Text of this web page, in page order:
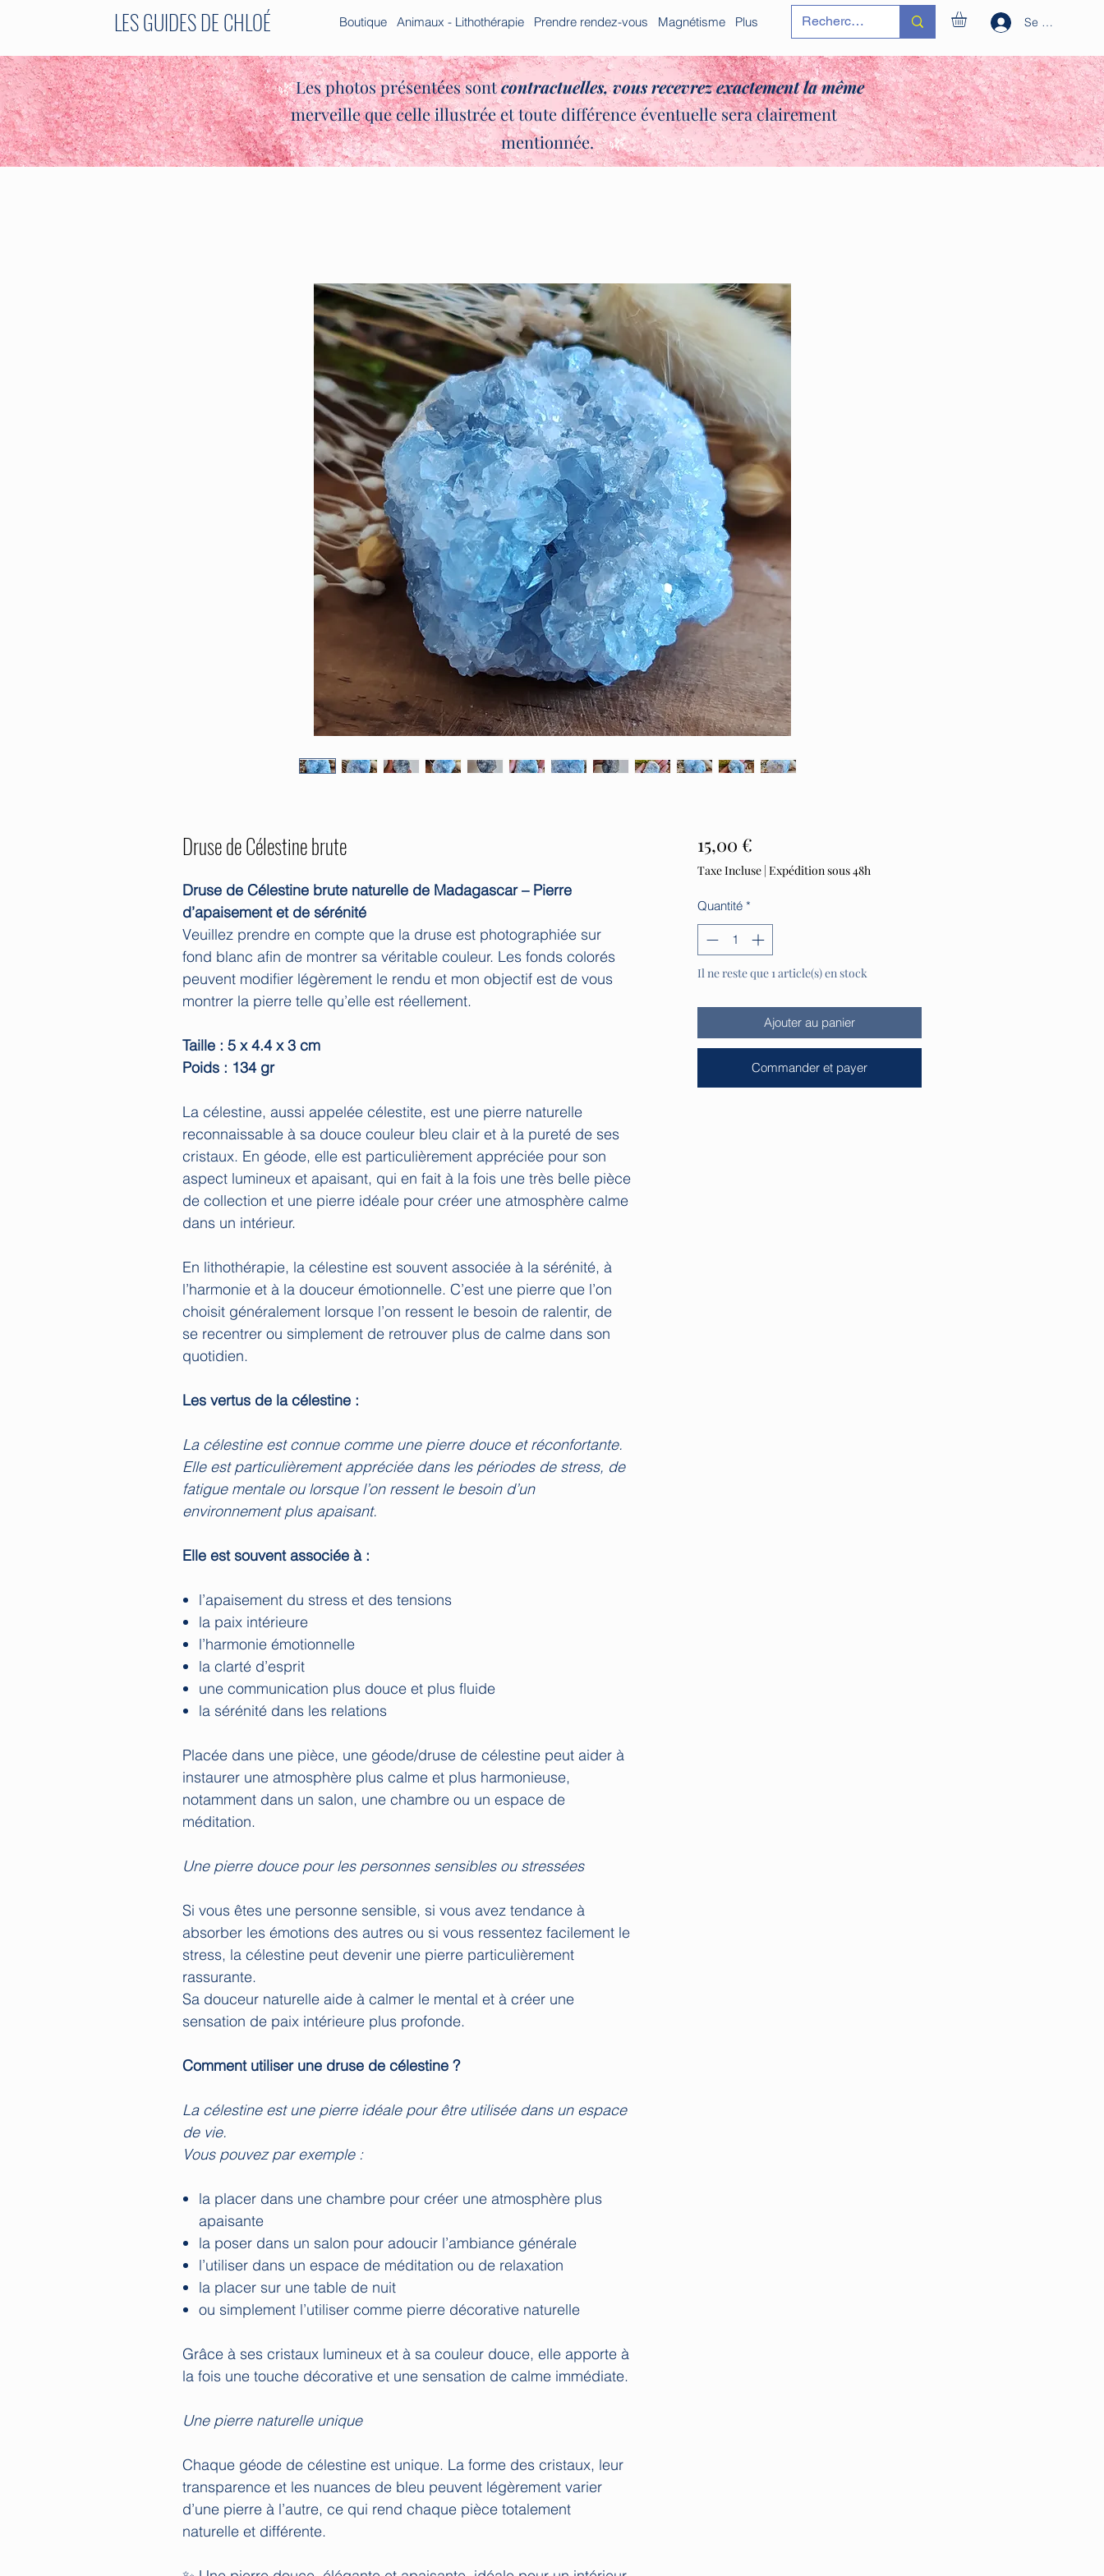
LES GUIDES DE CHLOÉ Boutique Animaux - Lithothérapie Prendre rendez-vous Magnétisme Plus Se connecter
✨🌿Les photos présentées sontcontractuelles,vous recevrez exactement la même
merveille que celle illustrée et toute différence éventuelle sera clairement
mentionnée.✨🌿
Druse de Célestine brute
Druse de Célestine brute naturelle de Madagascar – Pierre
d’apaisement et de sérénité
Veuillez prendre en compte que la druse est photographiée sur
fond blanc afin de montrer sa véritable couleur. Les fonds colorés
peuvent modifier légèrement le rendu et mon objectif est de vous
montrer la pierre telle qu’elle est réellement.
Taille : 5 x 4.4 x 3 cm
Poids : 134 gr
La célestine, aussi appelée célestite, est une pierre naturelle
reconnaissable à sa douce couleur bleu clair et à la pureté de ses
cristaux. En géode, elle est particulièrement appréciée pour son
aspect lumineux et apaisant, qui en fait à la fois une très belle pièce
de collection et une pierre idéale pour créer une atmosphère calme
dans un intérieur.
En lithothérapie, la célestine est souvent associée à la sérénité, à
l’harmonie et à la douceur émotionnelle. C’est une pierre que l’on
choisit généralement lorsque l’on ressent le besoin de ralentir, de
se recentrer ou simplement de retrouver plus de calme dans son
quotidien.
Les vertus de la célestine :
La célestine est connue comme une pierre douce et réconfortante.
Elle est particulièrement appréciée dans les périodes de stress, de
fatigue mentale ou lorsque l’on ressent le besoin d’un
environnement plus apaisant.
Elle est souvent associée à :
l’apaisement du stress et des tensions
la paix intérieure
l’harmonie émotionnelle
la clarté d’esprit
une communication plus douce et plus fluide
la sérénité dans les relations
Placée dans une pièce, une géode/druse de célestine peut aider à
instaurer une atmosphère plus calme et plus harmonieuse,
notamment dans un salon, une chambre ou un espace de
méditation.
Une pierre douce pour les personnes sensibles ou stressées
Si vous êtes une personne sensible, si vous avez tendance à
absorber les émotions des autres ou si vous ressentez facilement le
stress, la célestine peut devenir une pierre particulièrement
rassurante.
Sa douceur naturelle aide à calmer le mental et à créer une
sensation de paix intérieure plus profonde.
Comment utiliser une druse de célestine ?
La célestine est une pierre idéale pour être utilisée dans un espace
de vie.
Vous pouvez par exemple :
la placer dans une chambre pour créer une atmosphère plus
apaisante
la poser dans un salon pour adoucir l’ambiance générale
l’utiliser dans un espace de méditation ou de relaxation
la placer sur une table de nuit
ou simplement l’utiliser comme pierre décorative naturelle
Grâce à ses cristaux lumineux et à sa couleur douce, elle apporte à
la fois une touche décorative et une sensation de calme immédiate.
Une pierre naturelle unique
Chaque géode de célestine est unique. La forme des cristaux, leur
transparence et les nuances de bleu peuvent légèrement varier
d’une pierre à l’autre, ce qui rend chaque pièce totalement
naturelle et différente.
15,00 €Prix
Taxe Incluse| Expédition sous 48h
Quantité *
Il ne reste que 1 article(s) en stock
Ajouter au panier
Commander et payer